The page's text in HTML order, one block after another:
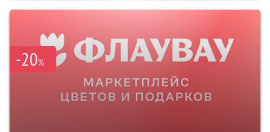
-20%